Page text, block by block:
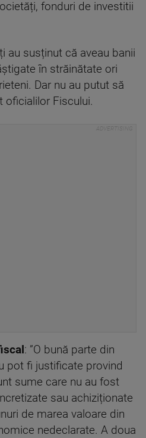
fonduri de investitii
au susținut că aveau banii
în străinătate ori
Dar nu au putut să
oficialilor Fiscului.
: ”O bună parte din
pot fi justificate provind
sume care nu au fost
sau achiziționate
de marea valoare din
nedeclarate. A doua